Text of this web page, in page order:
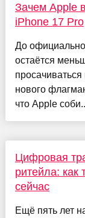
Зачем Apple
iPhone 17 Pro
До
остаётся
нового
что Apple
Цифровая
ритейла: как
сейчас
Ещё пять лет